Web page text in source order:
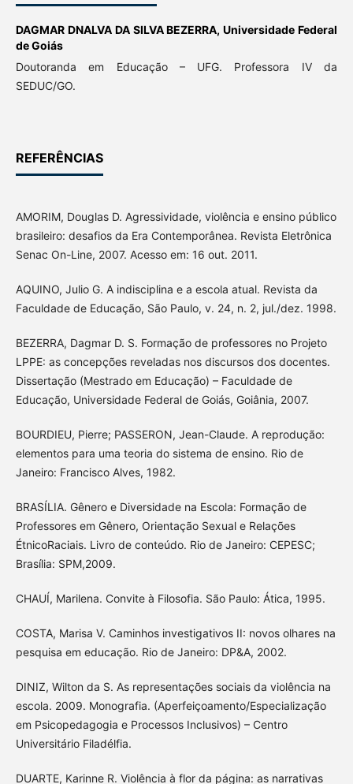
DAGMAR DNALVA DA SILVA BEZERRA,Universidade Federal
de Goiás
Doutoranda em Educação – UFG. Professora IV da
SEDUC/GO.
REFERÊNCIAS
AMORIM, Douglas D. Agressividade, violência e ensino público
brasileiro: desafios da Era Contemporânea. Revista Eletrônica
Senac On-Line, 2007. Acesso em: 16 out. 2011.
AQUINO, Julio G. A indisciplina e a escola atual. Revista da
Faculdade de Educação, São Paulo, v. 24, n. 2, jul./dez. 1998.
BEZERRA, Dagmar D. S. Formação de professores no Projeto
LPPE: as concepções reveladas nos discursos dos docentes.
Dissertação (Mestrado em Educação) – Faculdade de
Educação, Universidade Federal de Goiás, Goiânia, 2007.
BOURDIEU, Pierre; PASSERON, Jean-Claude. A reprodução:
elementos para uma teoria do sistema de ensino. Rio de
Janeiro: Francisco Alves, 1982.
BRASÍLIA. Gênero e Diversidade na Escola: Formação de
Professores em Gênero, Orientação Sexual e Relações
ÉtnicoRaciais. Livro de conteúdo. Rio de Janeiro: CEPESC;
Brasília: SPM,2009.
CHAUÍ, Marilena. Convite à Filosofia. São Paulo: Ática, 1995.
COSTA, Marisa V. Caminhos investigativos II: novos olhares na
pesquisa em educação. Rio de Janeiro: DP&A, 2002.
DINIZ, Wilton da S. As representações sociais da violência na
escola. 2009. Monografia. (Aperfeiçoamento/Especialização
em Psicopedagogia e Processos Inclusivos) – Centro
Universitário Filadélfia.
DUARTE, Karinne R. Violência à flor da página: as narrativas